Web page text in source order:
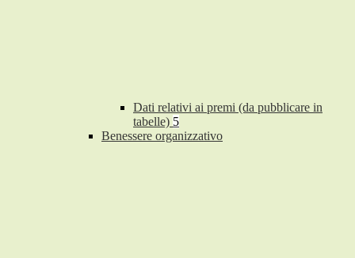
Dati relativi ai premi (da pubblicare in
tabelle) 5
Benessere organizzativo